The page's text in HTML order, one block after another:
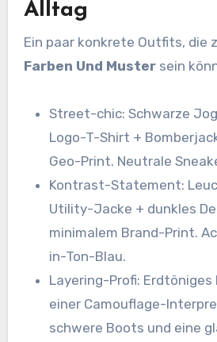
Alltag
Ein paar konkrete Outfits, die
Farben Und Mustersein
Street-chic: Schwarze
Logo-T-Shirt +
Geo-Print. Neutrale
Kontrast-Statement:
Utility-Jacke + dunkles
minimalem Brand-Print.
in-Ton-Blau.
Layering-Profi:
einer Camouflage-
schwere Boots und eine